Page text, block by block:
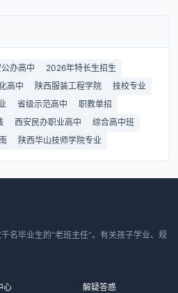
办高中
2026年特长生招生
高中 陕西服装工程学院
技校专业
省级示范高中
职教单招
西安民办职业高中
综合高中班
陕西华山技师学院专业
名毕业生的“老班主任”。有关孩子学业、规
心 解疑答惑